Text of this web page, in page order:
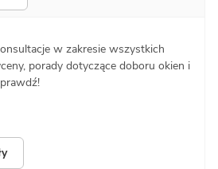
w zakresie wszystkich
porady dotyczące doboru okien i